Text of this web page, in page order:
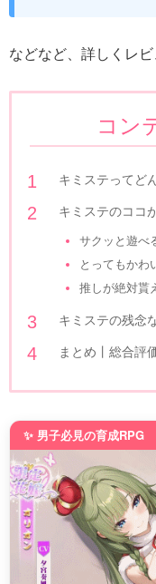
などなど、詳しくレビ
コン
キミステってど
キミステのココ
サクッと遊べ
とってもかわ
推しが絶対貰
キミステの残念
まとめ丨総合評
✨ 男子必見の育成RPG